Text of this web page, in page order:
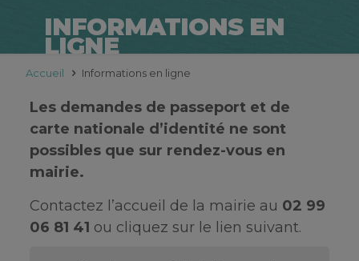
INFORMATIONS EN
LIGNE
Accueil Informations en ligne
Les demandes de passeport et de
carte nationale d’identité ne sont
possibles que sur rendez-vous en
mairie.
Contactez l’accueil de la mairie au 02 99
06 81 41 ou cliquez sur le lien suivant.